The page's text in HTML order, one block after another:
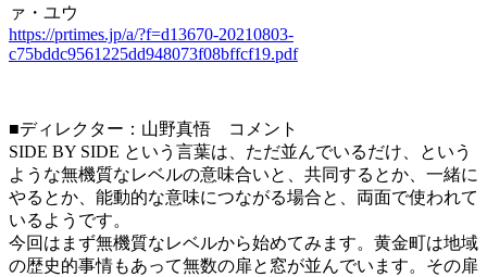
ァ・ユウ
https://prtimes.jp/a/?f=d13670-20210803-
c75bddc9561225dd948073f08bffcf19.pdf
■ディレクター：山野真悟 コメント
SIDE BY SIDE という言葉は、ただ並んでいるだけ、という
ような無機質なレベルの意味合いと、共同するとか、一緒に
やるとか、能動的な意味につながる場合と、両面で使われて
いるようです。
今回はまず無機質なレベルから始めてみます。黄金町は地域
の歴史的事情もあって無数の扉と窓が並んでいます。その扉